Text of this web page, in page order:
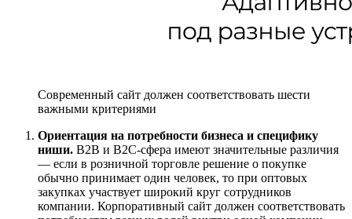
Современный сайт должен соответствовать шести
важными критериями
Ориентация на потребности бизнеса и специфику
ниши. В2В и В2С-сфера имеют значительные различия
— если в розничной торговле решение о покупке
обычно принимает один человек, то при оптовых
закупках участвует широкий круг сотрудников
компании. Корпоративный сайт должен соответствовать